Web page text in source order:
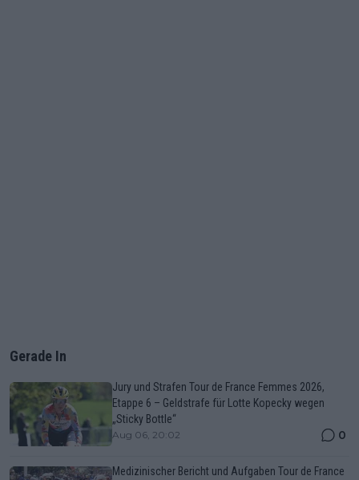
Gerade In
Jury und Strafen Tour de France Femmes 2026,
Etappe 6 – Geldstrafe für Lotte Kopecky wegen
„Sticky Bottle“
Aug 06, 20:02 0
Medizinischer Bericht und Aufgaben Tour de France